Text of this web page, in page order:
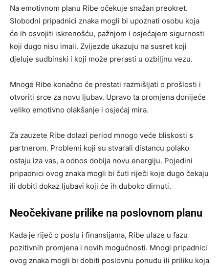
Na emotivnom planu Ribe očekuje snažan preokret.
Slobodni pripadnici znaka mogli bi upoznati osobu koja
će ih osvojiti iskrenošću, pažnjom i osjećajem sigurnosti
koji dugo nisu imali. Zvijezde ukazuju na susret koji
djeluje sudbinski i koji može prerasti u ozbiljnu vezu.
Mnoge Ribe konačno će prestati razmišljati o prošlosti i
otvoriti srce za novu ljubav. Upravo ta promjena donijeće
veliko emotivno olakšanje i osjećaj mira.
Za zauzete Ribe dolazi period mnogo veće bliskosti s
partnerom. Problemi koji su stvarali distancu polako
ostaju iza vas, a odnos dobija novu energiju. Pojedini
pripadnici ovog znaka mogli bi čuti riječi koje dugo čekaju
ili dobiti dokaz ljubavi koji će ih duboko dirnuti.
Neočekivane prilike na poslovnom planu
Kada je riječ o poslu i finansijama, Ribe ulaze u fazu
pozitivnih promjena i novih mogućnosti. Mnogi pripadnici
ovog znaka mogli bi dobiti poslovnu ponudu ili priliku koja